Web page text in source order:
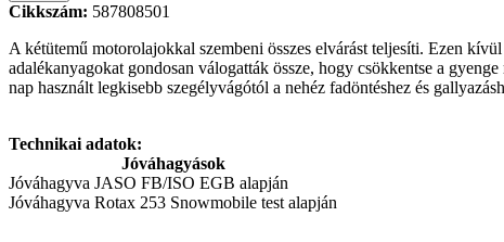
Cikkszám: 587808501
A kétütemű motorolajokkal szembeni összes elvárást teljesíti. Ezen
adalékanyagokat gondosan válogatták össze, hogy csökkentse a
nap használt legkisebb szegélyvágótól a nehéz fadöntéshez és
Technikai adatok:
Jóváhagyások
Jóváhagyva JASO FB/ISO EGB alapján
Jóváhagyva Rotax 253 Snowmobile test alapján